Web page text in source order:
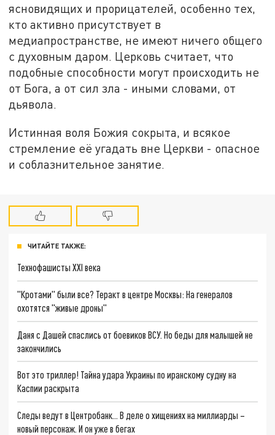
ясновидящих и прорицателей, особенно тех,
кто активно присутствует в
медиапространстве, не имеют ничего общего
с духовным даром. Церковь считает, что
подобные способности могут происходить не
от Бога, а от сил зла - иными словами, от
дьявола.
Истинная воля Божия сокрыта, и всякое
стремление её угадать вне Церкви - опасное
и соблазнительное занятие.
ЧИТАЙТЕ ТАКЖЕ:
Технофашисты XXI века
"Кротами" были все? Теракт в центре Москвы: На генералов
охотятся "живые дроны"
Даня с Дашей спаслись от боевиков ВСУ. Но беды для малышей не
закончились
Вот это триллер! Тайна удара Украины по иранскому судну на
Каспии раскрыта
Следы ведут в Центробанк… В деле о хищениях на миллиарды –
новый персонаж. И он уже в бегах